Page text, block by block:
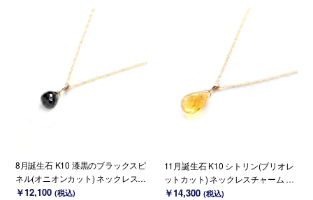
8月誕生石 K10 漆黒のブラックスピ
ネル(オニオンカット) ネックレスチ
ャーム ~BOURGEON~（チェーンの
￥12,100 (税込)
11月誕生石 K10 シトリン(ブリオレ
ットカット) ネックレスチャーム ~B
OURGEON~（チェーンのセット購
￥14,300 (税込)